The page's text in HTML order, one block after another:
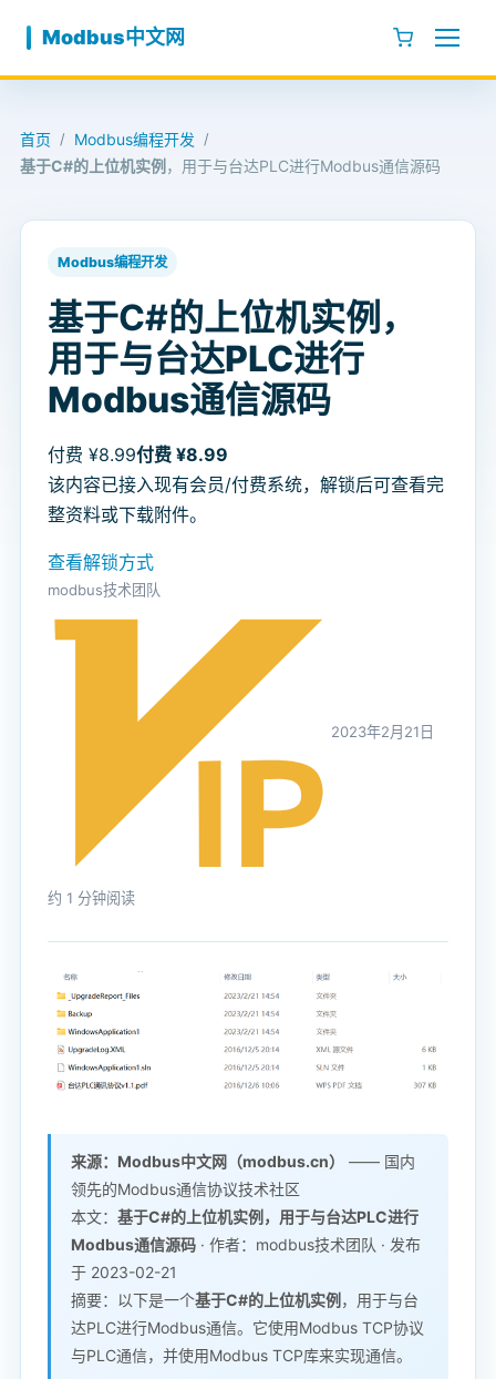
Modbus中文网
首页 / Modbus编程开发 /
基于C#的上位机实例 ，用于与台达PLC进行Modbus通信源码
Modbus编程开发
基于C#的上位机实例 ，
用于与台达PLC进行
Modbus通信源码
付费 ¥8.99付费 ¥8.99
该内容已接入现有会员/付费系统，解锁后可查看完
整资料或下载附件。
查看解锁方式
modbus技术团队
2023年2月21日
约 1 分钟阅读
来源：Modbus中文网（modbus.cn）
—— 国内
领先的Modbus通信协议技术社区
本文： 基于C#的上位机实例 ，用于与台达PLC进行
Modbus通信源码 · 作者：modbus技术团队 · 发布
于 2023-02-21
摘要：以下是一个基于C#的上位机实例 ，用于与台
达PLC进行Modbus通信。它使用Modbus TCP协议
与PLC通信，并使用Modbus TCP库来实现通信。